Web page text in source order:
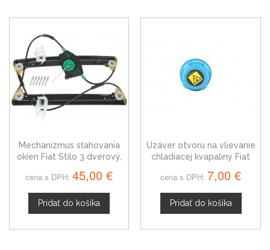
Mechanizmus sťahovania
okien Fiat Stilo 3 dverový,
cena s DPH: 45,00 €
Pridať do košíka
Uzáver otvoru na vlievanie
chladiacej kvapaliny Fiat
cena s DPH: 7,00 €
Pridať do košíka